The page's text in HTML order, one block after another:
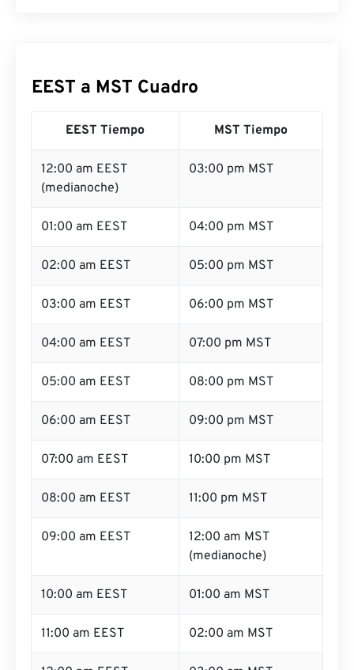
EEST a MST Cuadro
EEST Tiempo MST Tiempo
12:00 am EEST
(medianoche)
03:00 pm MST
01:00 am EEST 04:00 pm MST
02:00 am EEST 05:00 pm MST
03:00 am EEST 06:00 pm MST
04:00 am EEST 07:00 pm MST
05:00 am EEST 08:00 pm MST
06:00 am EEST 09:00 pm MST
07:00 am EEST 10:00 pm MST
08:00 am EEST 11:00 pm MST
09:00 am EEST
12:00 am MST
(medianoche)
10:00 am EEST 01:00 am MST
11:00 am EEST 02:00 am MST